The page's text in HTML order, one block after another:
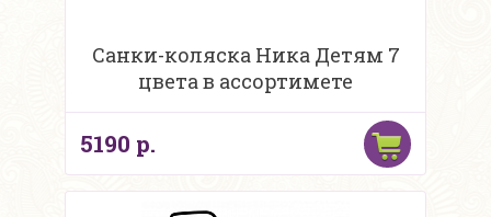
Санки-коляска Ника Детям 7
цвета в ассортимете
5190 р.